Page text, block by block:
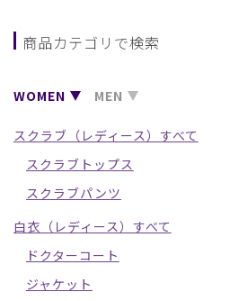
商品カテゴリで検索
WOMEN MEN
スクラブ（レディース）すべて
スクラブトップス
スクラブパンツ
白衣（レディース）すべて
ドクターコート
ジャケット